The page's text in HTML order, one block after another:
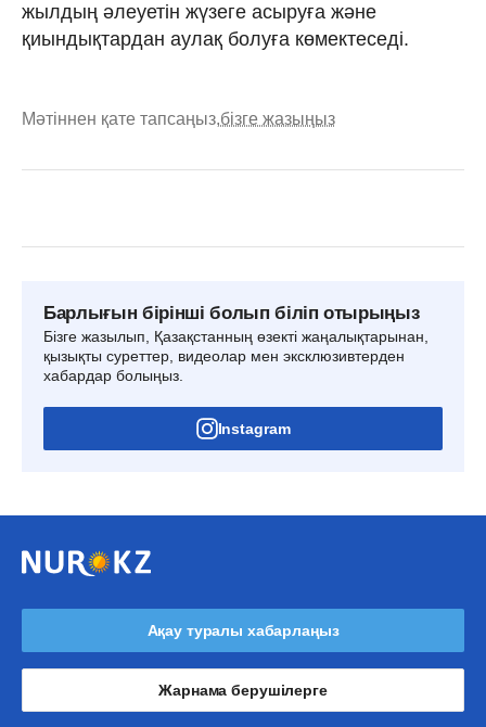
жылдың әлеуетін жүзеге асыруға және
қиындықтардан аулақ болуға көмектеседі.
Мәтіннен қате тапсаңыз,бізге жазыңыз
Барлығын бірінші болып біліп отырыңыз
Бізге жазылып, Қазақстанның өзекті жаңалықтарынан,
қызықты суреттер, видеолар мен эксклюзивтерден
хабардар болыңыз.
Instagram
Ақау туралы хабарлаңыз
Жарнама берушілерге